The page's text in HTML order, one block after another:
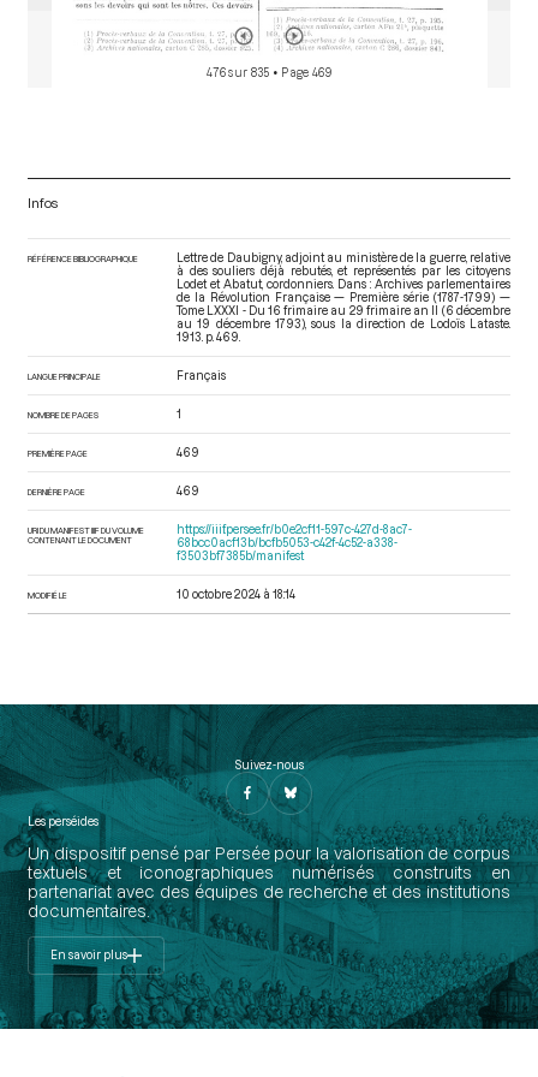
476 sur 835 • Page 469
Infos
RÉFÉRENCE BIBLIOGRAPHIQUE
Lettre de Daubigny, adjoint au ministère de la guerre, relative
à des souliers déjà rebutés, et représentés par les citoyens
Lodet et Abatut, cordonniers. Dans : Archives parlementaires
de la Révolution Française — Première série (1787-1799) —
Tome LXXXI - Du 16 frimaire au 29 frimaire an II (6 décembre
au 19 décembre 1793) , sous la direction de Lodoïs Lataste.
1913. p. 469.
LANGUE PRINCIPALE Français
NOMBRE DE PAGES 1
PREMIÈRE PAGE 469
DERNIÈRE PAGE 469
URI DU MANIFEST IIIF DU VOLUME
CONTENANT LE DOCUMENT
https://iiif.persee.fr/b0e2cf11-597c-427d-8ac7-
68bcc0acf13b/bcfb5053-c42f-4c52-a338-
f3503bf7385b/manifest
MODIFIÉ LE 10 octobre 2024 à 18:14
Suivez-nous
Les perséides
Un dispositif pensé par Persée pour la valorisation de corpus
textuels et iconographiques numérisés construits en
partenariat avec des équipes de recherche et des institutions
documentaires.
En savoir plus